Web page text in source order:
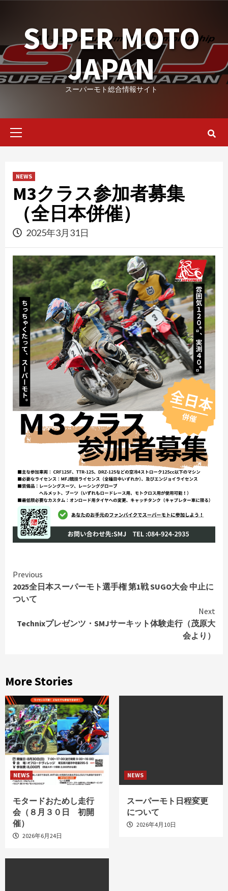
contentSUPER MOTO
JAPAN
スーパーモト総合情報サイト
Primary
NEWS
M3クラス参加者募集
（全日本併催）
2025年3月31日
Continue
Reading
Previous
2025全日本スーパーモト選手権 第1戦 SUGO大会 中止に
ついて
Next
Technixプレゼンツ・SMJサーキット体験走行（茂原大
会より）
More Stories
NEWS
モタードおためし走行
会（８月３０日 初開
催）
2026年6月24日
NEWS
スーパーモト日程変更
について
2026年4月10日